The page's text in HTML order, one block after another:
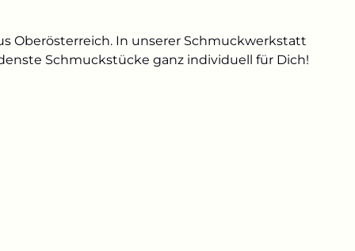
Oberösterreich. In unserer Schmuckwerkstatt
Schmuckstücke ganz individuell für Dich!